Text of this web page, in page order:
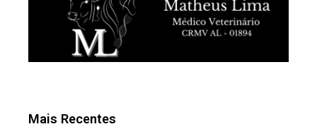
Mais Recentes